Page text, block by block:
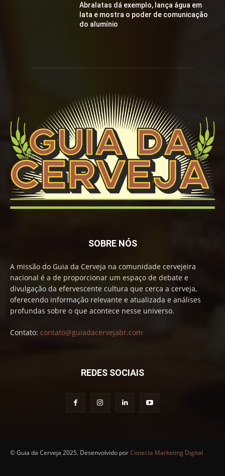
Abralatas dá exemplo, lança água em
lata e mostra o poder de comunicação
do alumínio
SOBRE NÓS
A missão do Guia da Cerveja na comunidade cervejeira
nacional é a de proporcionar um espaço de debate e
divulgação da efervescente cultura que cerca a cerveja,
oferecendo informação relevante e atualizada e análises
profundas sobre o que acontece nesse universo.
Contato: contato@guiadacervejabr.com
REDES SOCIAIS
© Guia da Cerveja 2025. Desenvolvido porConecta Marketing Digital